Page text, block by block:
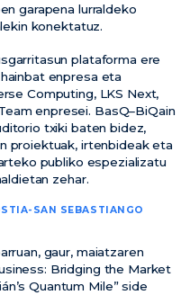
garapena lurraldeko
konektatuz.
plataforma ere
enpresa eta
Computing, LKS Next,
enpresei. BasQ–BiQain
txiki baten bidez,
proiektuak, irtenbideak eta
publiko espezializatu
zehar.
SAN SEBASTIANGO
gaur, maiatzaren
Bridging the Market
Quantum Mile” side